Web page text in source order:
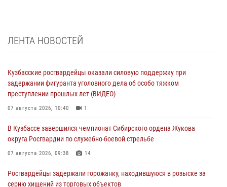
ЛЕНТА НОВОСТЕЙ
Кузбасские росгвардейцы оказали силовую поддержку при
задержании фигуранта уголовного дела об особо тяжком
преступлении прошлых лет (ВИДЕО)
07 августа 2026, 10:40 1
В Кузбассе завершился чемпионат Сибирского ордена Жукова
округа Росгвардии по служебно-боевой стрельбе
07 августа 2026, 09:38 14
Росгвардейцы задержали горожанку, находившуюся в розыске за
серию хищений из торговых объектов